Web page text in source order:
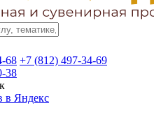
68 +7 (812) 497-34-69
38
в Яндекс